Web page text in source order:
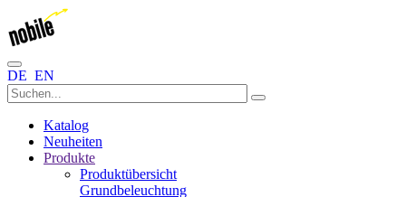
DE EN
Katalog
Neuheiten
Produkte
Produktübersicht
Grundbeleuchtung